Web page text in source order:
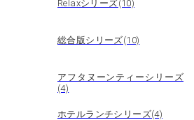
Relaxシリーズ(10)
総合版シリーズ(10)
アフタヌーンティーシリーズ
(4)
ホテルランチシリーズ(4)